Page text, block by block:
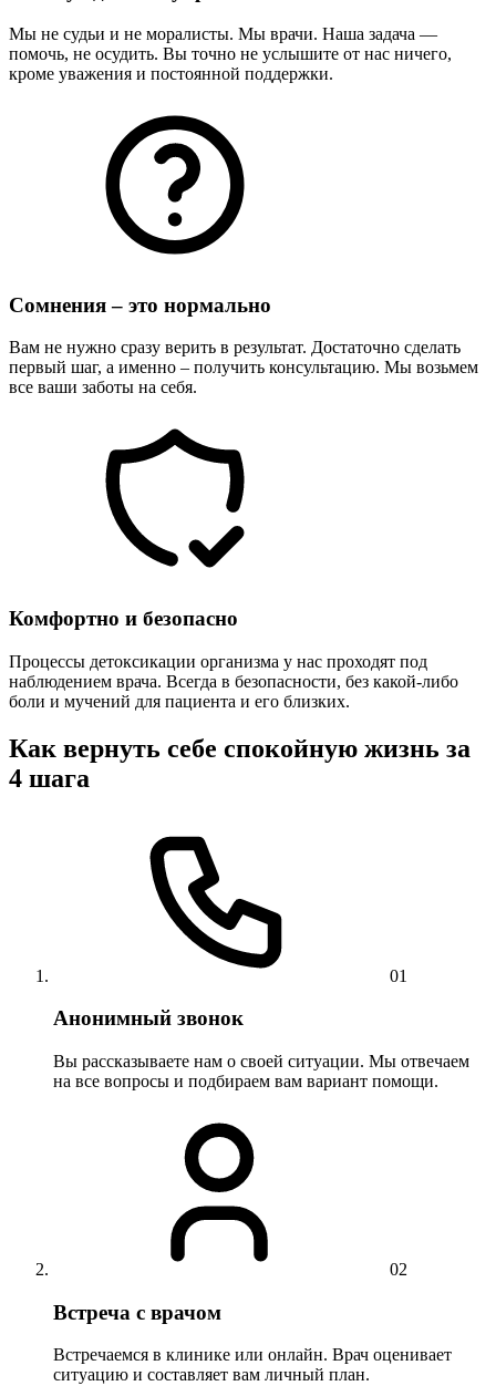
Мы не судьи и не моралисты. Мы врачи. Наша задача —
помочь, не осудить. Вы точно не услышите от нас ничего,
кроме уважения и постоянной поддержки.
Сомнения – это нормально
Вам не нужно сразу верить в результат. Достаточно сделать
первый шаг, а именно – получить консультацию. Мы возьмем
все ваши заботы на себя.
Комфортно и безопасно
Процессы детоксикации организма у нас проходят под
наблюдением врача. Всегда в безопасности, без какой-либо
боли и мучений для пациента и его близких.
Как вернуть себе спокойную жизнь за
4 шага
01
Анонимный звонок
Вы рассказываете нам о своей ситуации. Мы отвечаем
на все вопросы и подбираем вам вариант помощи.
02
Встреча с врачом
Встречаемся в клинике или онлайн. Врач оценивает
ситуацию и составляет вам личный план.